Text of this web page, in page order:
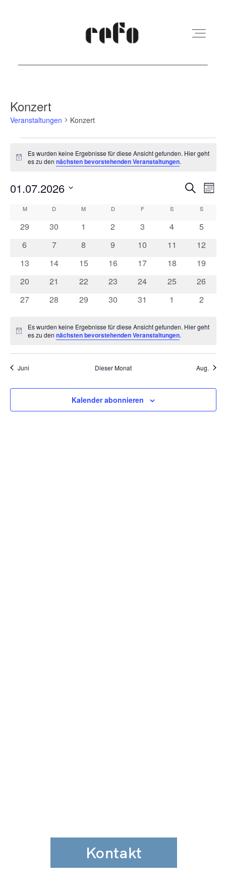
Kita
Konzert
Veranstaltungen Konzert
Hinweis
Es wurden keine Ergebnisse für diese Ansicht gefunden. Hier geht
es zu dennächsten bevorstehenden Veranstaltungen.
Suche
und
SucheMonat
01.07.2026
Kalender
von
Veranstaltungen
MMONTAG D DIENSTAGM MITTWOCH
DDONNERSTAG
FFREITAG S SAMSTAGS
0
29
0
30
0
1
0
2
0
3
0
4
0
5
0
6
0
7
0
8
0
9
0
10
0
11
0
12
0
13
0
14
0
15
0
16
0
17
0
18
0
19
0
20
0
21
0
22
0
23
0
24
0
25
0
26
0
27
0
28
0
29
0
30
0
31
0
1
0
2
Hinweis
Es wurden keine Ergebnisse für diese Ansicht gefunden. Hier geht
es zu dennächsten bevorstehenden Veranstaltungen.
Juni Dieser Monat Aug.
Kalender abonnieren
Kontakt